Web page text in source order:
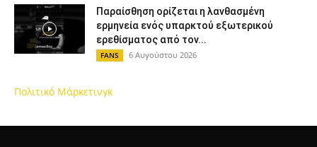
Παραίσθηση ορίζεται η λανθασμένη
ερμηνεία ενός υπαρκτού εξωτερικού
ερεθίσματος από τον...
FANS 6 Αυγούστου 2026
Πολιτικό Μάρκετινγκ